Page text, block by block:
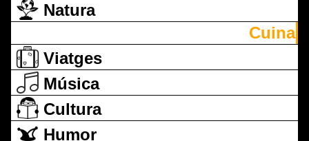
Natura
Cuina
Viatges
Música
Cultura
Humor